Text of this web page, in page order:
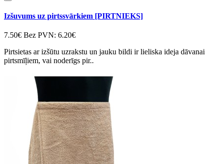
Izšuvums uz pirtssvārkiem [PIRTNIEKS]
7.50€ Bez PVN: 6.20€
Pirtsietas ar izšūtu uzrakstu un jauku bildi ir lieliska ideja dāvanai
pirtsmīļiem, vai noderīgs pir..